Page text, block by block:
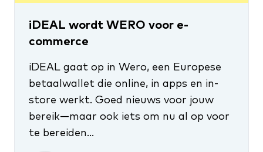
iDEAL wordt WERO voor e-
commerce
iDEAL gaat op in Wero, een Europese
betaalwallet die online, in apps en in-
store werkt. Goed nieuws voor jouw
bereik—maar ook iets om nu al op voor
te bereiden...